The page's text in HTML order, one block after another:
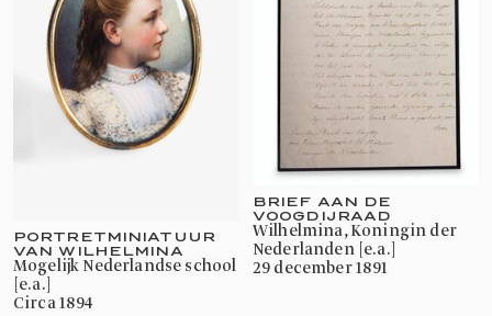
PORTRETMINIATUUR
VAN WILHELMINA
mogelijk Nederlandse school
[e.a.]
circa 1894
BRIEF AAN DE
VOOGDIJRAAD
Wilhelmina, Koningin der
Nederlanden [e.a.]
29 december 1891